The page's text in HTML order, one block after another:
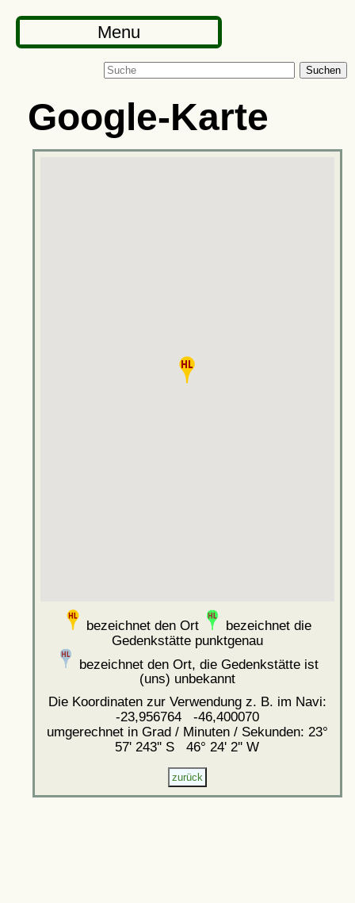
Menu
Suchen
Google-Karte
bezeichnet den Ort
bezeichnet die
Gedenkstätte punktgenau
bezeichnet den Ort, die Gedenkstätte ist
(uns) unbekannt
Die Koordinaten zur Verwendung z. B. im Navi:
-23,956764 -46,400070
umgerechnet in Grad / Minuten / Sekunden: 23°
57' 243'' S 46° 24' 2'' W